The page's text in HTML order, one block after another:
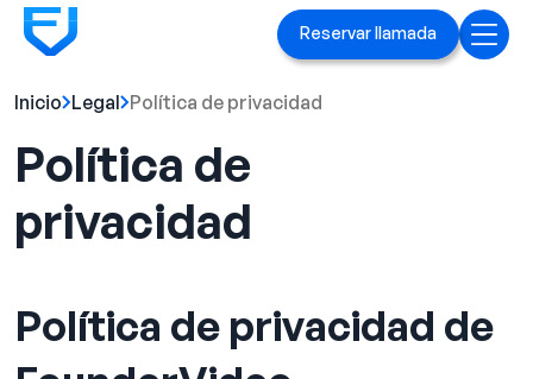
Reservar llamada
Inicio
Servicios
Anuncios en Linked[ln]
Marca ejecutiva
Blog
Inicio Legal Política de privacidad
Política de
privacidad
Política de privacidad de